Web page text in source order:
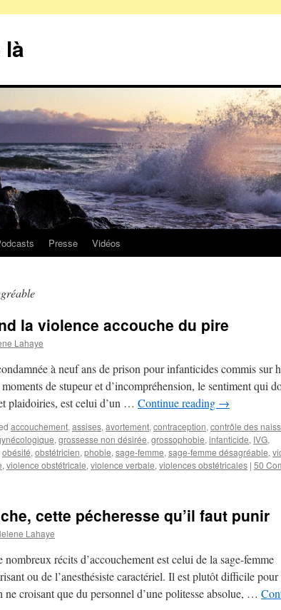
là
Presse Vidéos
la violence accouche du pire
Lahaye
à neuf ans de prison pour infanticides commis sur
de stupeur et d’incompréhension, le sentiment qui
plaidoiries, est celui d’un … Continue reading →
accouchement, assises, avortement, contraception, contrôle des
, grossesse non désirée, grossophobie, infanticide, IVG,
obésité, obstétricien, phobie, sage-femme, sage-femme désagréable,
, violence obstétricale, violence verbale, violences obstétricales | 50
cette pécheresse qu’il faut punir
Lahaye
récits d’accouchement est celui de la sage-femme
ou de l’anesthésiste caractériel. Il est plutôt difficile pour
ne croisant que du personnel d’une politesse absolue, …